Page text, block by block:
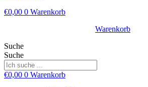
€0,00 0 Warenkorb
Warenkorb
Suche
Suche
€0,00 0 Warenkorb